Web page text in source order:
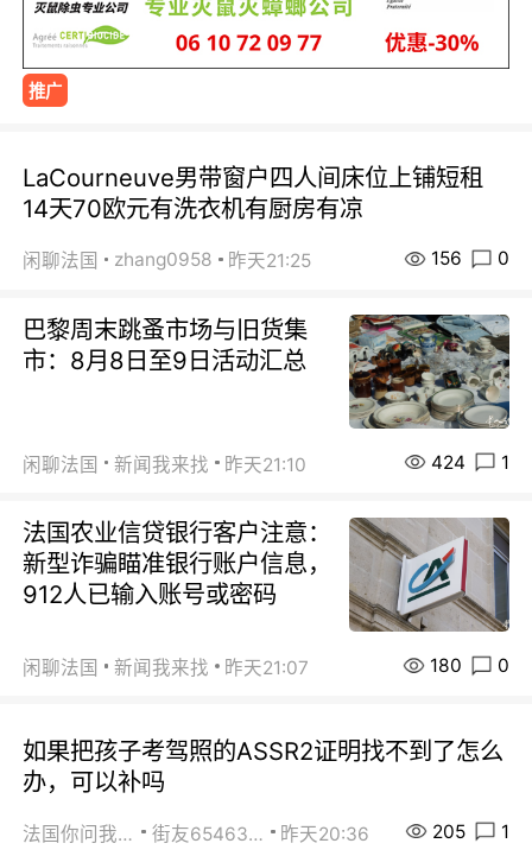
推广
LaCourneuve男带窗户四人间床位上铺短租
14天70欧元有洗衣机有厨房有凉
闲聊法国 zhang0958 昨天21:25 156 0
巴黎周末跳蚤市场与旧货集
市：8月8日至9日活动汇总
闲聊法国 新闻我来找 昨天21:10 424 1
法国农业信贷银行客户注意：
新型诈骗瞄准银行账户信息，
912人已输入账号或密码
闲聊法国 新闻我来找 昨天21:07 180 0
如果把孩子考驾照的ASSR2证明找不到了怎么
办，可以补吗
法国你问我答 街友65463281 昨天20:36 205 1